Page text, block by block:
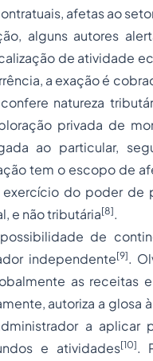
afetas ao
alguns autores
de atividade
a exação é
natureza
privada de
ao particular,
tem o escopo de
do poder de
e não tributária[8].
de
independente[9].
as receitas
autoriza a glosa
a aplicar
e atividades[10].